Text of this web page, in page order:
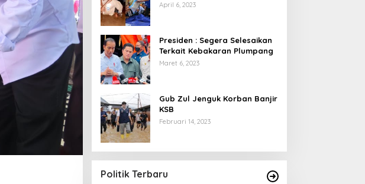
April 6, 2023
Presiden : Segera Selesaikan
Terkait Kebakaran Plumpang
Maret 6, 2023
Gub Zul Jenguk Korban Banjir
KSB
Februari 14, 2023
Politik Terbaru